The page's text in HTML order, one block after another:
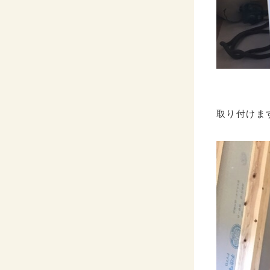
取り付けま